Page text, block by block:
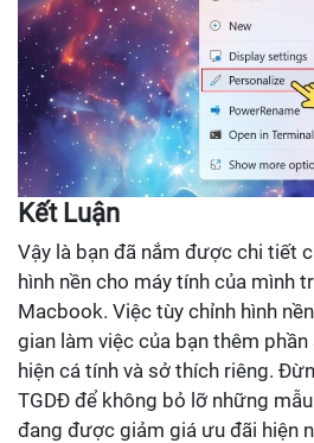
Kết Luận
Vậy là bạn đã nắm được chi tiết
hình nền cho máy tính của mình
Macbook. Việc tùy chỉnh hình
gian làm việc của bạn thêm
hiện cá tính và sở thích riêng.
TGDĐ để không bỏ lỡ những
đang được giảm giá ưu đãi hiện